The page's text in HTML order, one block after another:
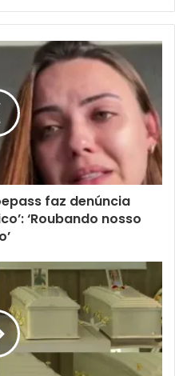
faz denúncia
‘Roubando nosso